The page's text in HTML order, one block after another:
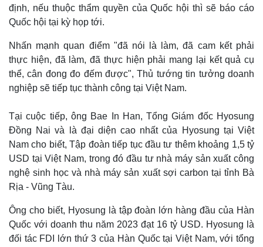
định, nếu thuộc thẩm quyền của Quốc hội thì sẽ báo cáo
Quốc hội tại kỳ họp tới.
Nhấn mạnh quan điểm "đã nói là làm, đã cam kết phải
thực hiện, đã làm, đã thực hiện phải mang lại kết quả cụ
thể, cân đong đo đếm được", Thủ tướng tin tưởng doanh
nghiệp sẽ tiếp tục thành công tại Việt Nam.
Tại cuộc tiếp, ông Bae In Han, Tổng Giám đốc Hyosung
Đồng Nai và là đại diện cao nhất của Hyosung tại Việt
Nam cho biết, Tập đoàn tiếp tục đầu tư thêm khoảng 1,5 tỷ
USD tại Việt Nam, trong đó đầu tư nhà máy sản xuất công
nghệ sinh học và nhà máy sản xuất sợi carbon tại tỉnh Bà
Rịa - Vũng Tàu.
Ông cho biết, Hyosung là tập đoàn lớn hàng đầu của Hàn
Quốc với doanh thu năm 2023 đạt 16 tỷ USD. Hyosung là
đối tác FDI lớn thứ 3 của Hàn Quốc tại Việt Nam, với tổng